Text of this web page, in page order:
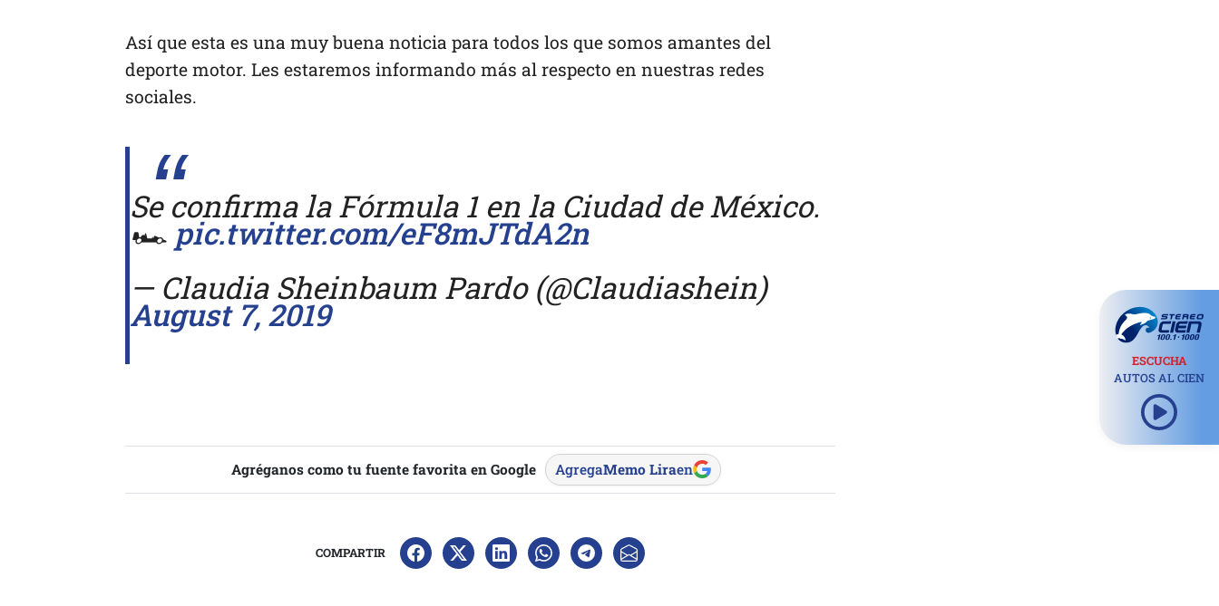
Así que esta es una muy buena noticia para todos los que somos amantes del
deporte motor. Les estaremos informando más al respecto en nuestras redes
sociales.
Se confirma la Fórmula 1 en la Ciudad de México.
🏎 pic.twitter.com/eF8mJTdA2n
— Claudia Sheinbaum Pardo (@Claudiashein)
August 7, 2019
Agréganos como tu fuente favorita en Google AgregaMemo Liraen
COMPARTIR
ESCUCHA
AUTOS AL CIEN